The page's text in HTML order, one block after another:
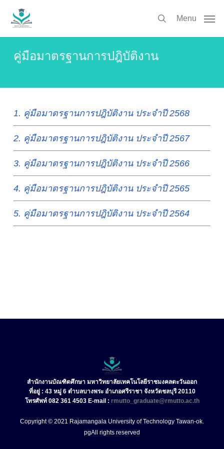
search
Menu
คู่มือมาตรฐานการปฎิบัติงาน
1. คู่มือมาตรฐานการปฎิบัติงาน ประจำปี 2568
2. คู่มือมาตรฐานการปฎิบัติงาน ประจำปี 2567
3. คู่มือมาตรฐานการปฎิบัติงาน ประจำปี 2566
4. คู่มือมาตรฐานการปฎิบัติงาน ประจำปี 2565
5. คู่มือมาตรฐานการปฎิบัติงาน ประจำปี 2564
สำนักงานบัณฑิตศึกษา มหาวิทยาลัยเทคโนโลยีราชมงคลตะวันออก
ที่อยู่ : 43 หมู่ 6 ตำบลบางพระ อำเภอศรีราชา จังหวัดชลบุรี 20110
โทรศัพท์ 082 361 4503 E-mail : rmutto_graduate@rmutto.ac.th
Copyright © 2021 Rajamangala University of Technology Tawan-ok.
pgAll rights reserved